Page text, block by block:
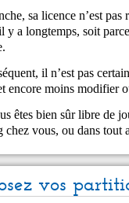
sa licence n’est
y a longtemps, soit
il n’est pas
encore moins modifier
êtes bien sûr libre de
chez vous, ou dans tout
vos